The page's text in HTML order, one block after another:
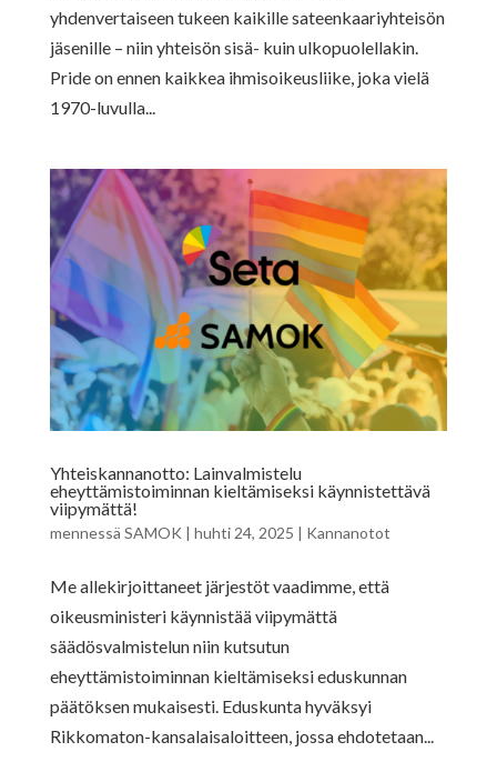
yhdenvertaiseen tukeen kaikille sateenkaariyhteisön
jäsenille – niin yhteisön sisä- kuin ulkopuolellakin.
Pride on ennen kaikkea ihmisoikeusliike, joka vielä
1970-luvulla...
Yhteiskannanotto: Lainvalmistelu
eheyttämistoiminnan kieltämiseksi käynnistettävä
viipymättä!
mennessä SAMOK | huhti 24, 2025 | Kannanotot
Me allekirjoittaneet järjestöt vaadimme, että
oikeusministeri käynnistää viipymättä
säädösvalmistelun niin kutsutun
eheyttämistoiminnan kieltämiseksi eduskunnan
päätöksen mukaisesti. Eduskunta hyväksyi
Rikkomaton-kansalaisaloitteen, jossa ehdotetaan...